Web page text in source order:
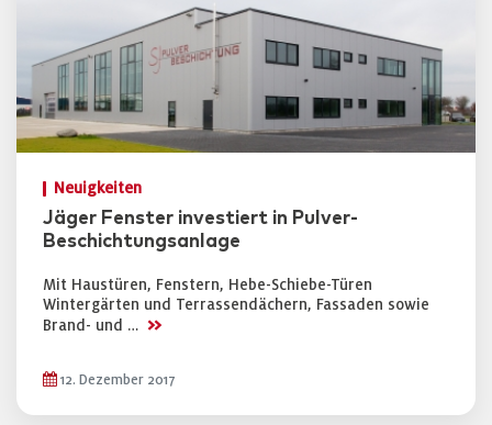
Neuigkeiten
Jäger Fenster investiert in Pulver-
Beschichtungsanlage
Mit Haustüren, Fenstern, Hebe-Schiebe-Türen
Wintergärten und Terrassendächern, Fassaden sowie
Brand- und … >>
12. Dezember 2017